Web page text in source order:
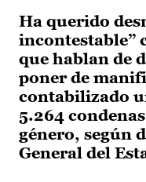
Ha querido
incontestable”
que hablan de
poner de
contabilizado
5.264
género, según
General del